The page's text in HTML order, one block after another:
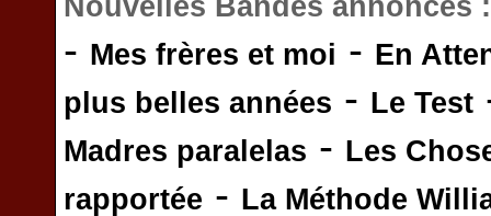
Nouvelles Bandes annonces
- Mes frères et moi - En
plus belles années - Le Test
Madres paralelas - Les
rapportée - La Méthode